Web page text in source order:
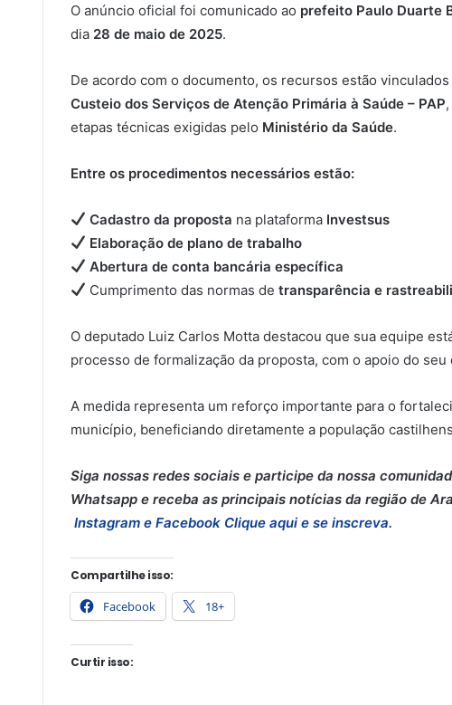
O anúncio oficial foi comunicado ao prefeito Paulo Duarte
dia 28 de maio de 2025.
De acordo com o documento, os recursos estão vinculados
Custeio dos Serviços de Atenção Primária à Saúde – PAP
etapas técnicas exigidas pelo Ministério da Saúde.
Entre os procedimentos necessários estão:
Cadastro da proposta na plataforma Investsus
Elaboração de plano de trabalho
Abertura de conta bancária específica
Cumprimento das normas detransparência e
O deputado Luiz Carlos Motta destacou que sua equipe
processo de formalização da proposta, com o apoio do
A medida representa um reforço importante para o
município, beneficiando diretamente a população
Siga nossas redes sociais e participe da nossa
Whatsapp e receba as principais notícias da região de
Instagram e Facebook Clique aqui e se inscreva.
Compartilhe isso:
Facebook 18+
Curtir isso: